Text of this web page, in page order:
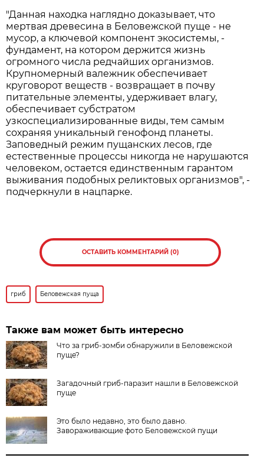
"Данная находка наглядно доказывает, что
мертвая древесина в Беловежской пуще - не
мусор, а ключевой компонент экосистемы, -
фундамент, на котором держится жизнь
огромного числа редчайших организмов.
Крупномерный валежник обеспечивает
круговорот веществ - возвращает в почву
питательные элементы, удерживает влагу,
обеспечивает субстратом
узкоспециализированные виды, тем самым
сохраняя уникальный генофонд планеты.
Заповедный режим пущанских лесов, где
естественные процессы никогда не нарушаются
человеком, остается единственным гарантом
выживания подобных реликтовых организмов", -
подчеркнули в нацпарке.
ОСТАВИТЬ КОММЕНТАРИЙ (0)
гриб Беловежская пуща
Также вам может быть интересно
Что за гриб-зомби обнаружили в Беловежской
пуще?
Загадочный гриб-паразит нашли в Беловежской
пуще
Это было недавно, это было давно.
Завораживающие фото Беловежской пущи